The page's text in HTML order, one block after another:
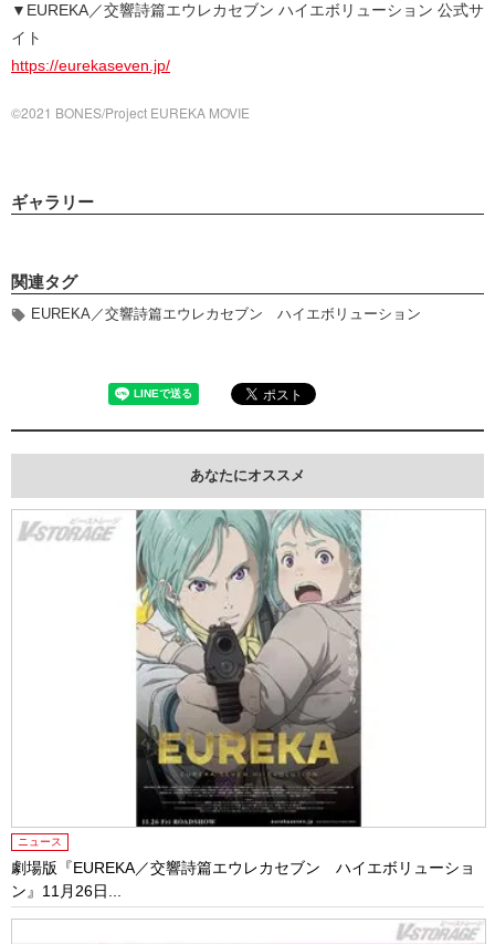
▼EUREKA／交響詩篇エウレカセブン ハイエボリューション 公式サ
イト
https://eurekaseven.jp/
©2021 BONES/Project EUREKA MOVIE
ギャラリー
関連タグ
EUREKA／交響詩篇エウレカセブン ハイエボリューション
あなたにオススメ
ニュース
劇場版『EUREKA／交響詩篇エウレカセブン ハイエボリューショ
ン』11月26日...